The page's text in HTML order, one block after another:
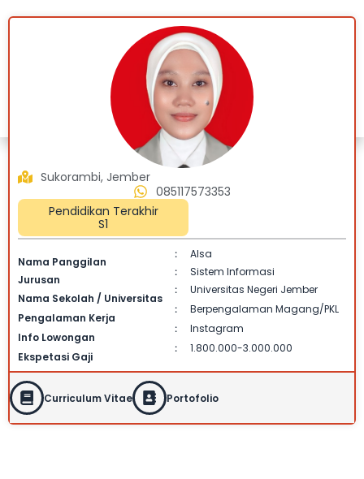
Pendidikan Terakhir
S1
085117573353
Sukorambi, Jember
Nama Panggilan
:
Alsa
Jurusan
:
Sistem Informasi
Nama Sekolah / Universitas
: Universitas Negeri Jember
Pengalaman Kerja
: Berpengalaman Magang/PKL
Info Lowongan
: Instagram
Ekspetasi Gaji
: 1.800.000-3.000.000
Curriculum Vitae Portofolio